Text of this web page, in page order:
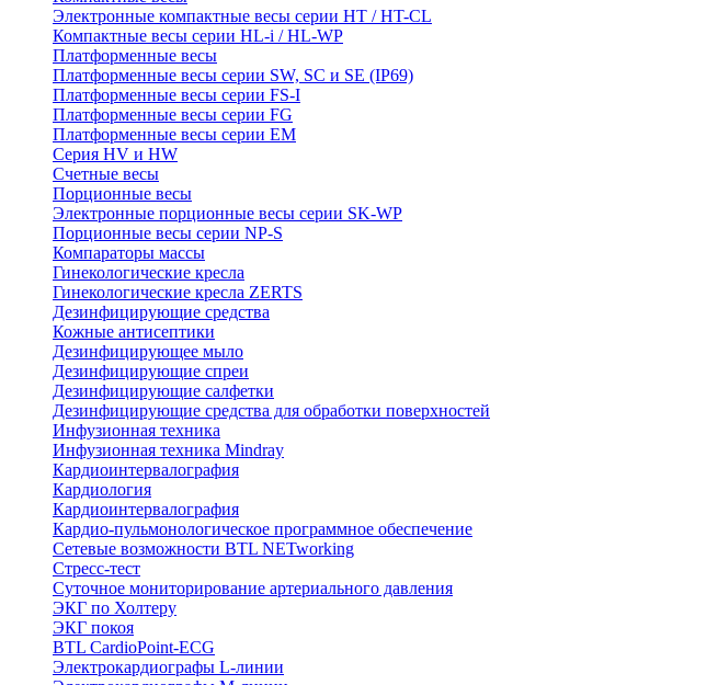
Электронные компактные весы серии HT / HT-CL
Компактные весы серии HL-i / HL-WP
Платформенные весы
Платформенные весы серии SW, SC и SE (IP69)
Платформенные весы серии FS-I
Платформенные весы серии FG
Платформенные весы серии EM
Серия HV и HW
Счетные весы
Порционные весы
Электронные порционные весы серии SK-WP
Порционные весы серии NP-S
Компараторы массы
Гинекологические кресла
Гинекологические кресла ZERTS
Дезинфицирующие средства
Кожные антисептики
Дезинфицирующее мыло
Дезинфицирующие спреи
Дезинфицирующие салфетки
Дезинфицирующие средства для обработки поверхностей
Инфузионная техника
Инфузионная техника Mindray
Кардиоинтервалография
Кардиология
Кардиоинтервалография
Кардио-пульмонологическое программное обеспечение
Сетевые возможности BTL NETworking
Стресс-тест
Суточное мониторирование артериального давления
ЭКГ по Холтеру
ЭКГ покоя
BTL CardioPoint-ECG
Электрокардиографы L-линии